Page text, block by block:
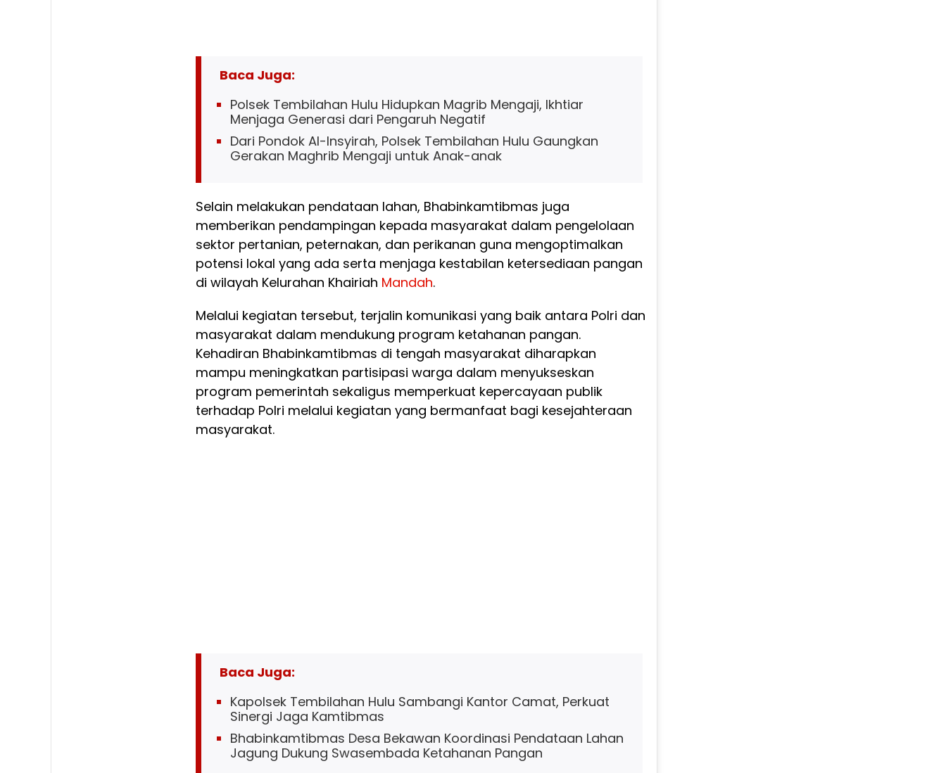
Baca Juga:
Polsek Tembilahan Hulu Hidupkan Magrib Mengaji, Ikhtiar
Menjaga Generasi dari Pengaruh Negatif
Dari Pondok Al-Insyirah, Polsek Tembilahan Hulu Gaungkan
Gerakan Maghrib Mengaji untuk Anak-anak
Selain melakukan pendataan lahan, Bhabinkamtibmas juga
memberikan pendampingan kepada masyarakat dalam pengelolaan
sektor pertanian, peternakan, dan perikanan guna mengoptimalkan
potensi lokal yang ada serta menjaga kestabilan ketersediaan pangan
di wilayah Kelurahan Khairiah Mandah.
Melalui kegiatan tersebut, terjalin komunikasi yang baik antara Polri dan
masyarakat dalam mendukung program ketahanan pangan.
Kehadiran Bhabinkamtibmas di tengah masyarakat diharapkan
mampu meningkatkan partisipasi warga dalam menyukseskan
program pemerintah sekaligus memperkuat kepercayaan publik
terhadap Polri melalui kegiatan yang bermanfaat bagi kesejahteraan
masyarakat.
Baca Juga:
Kapolsek Tembilahan Hulu Sambangi Kantor Camat, Perkuat
Sinergi Jaga Kamtibmas
Bhabinkamtibmas Desa Bekawan Koordinasi Pendataan Lahan
Jagung Dukung Swasembada Ketahanan Pangan